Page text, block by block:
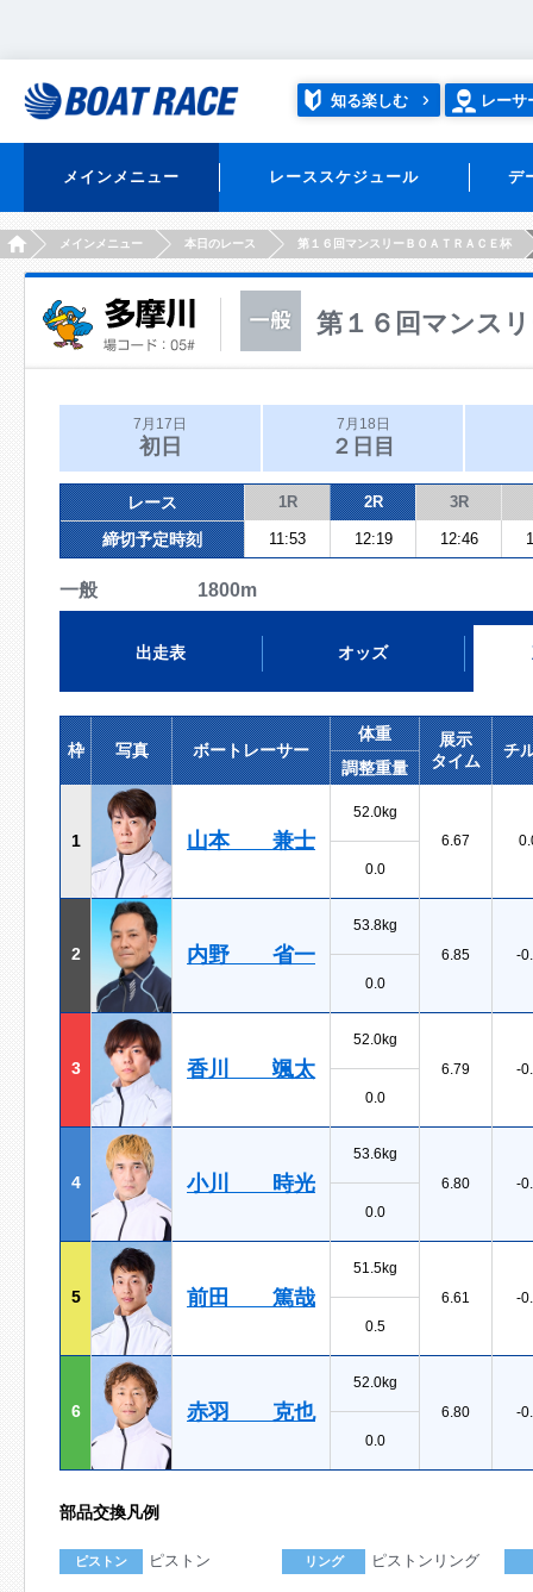
知る楽しむ レーサ
メインメニュー レーススケジュール デ
HOMEメインメニュー 本日のレース 第１６回マンスリーＢＯＡＴＲＡＣＥ杯
第１６回マンス
7月17日
初日
7月18日
２日目
レース 1R 2R 3R
締切予定時刻 11:53 12:19 12:46
一般 1800m
出走表 オッズ
枠 写真 ボートレーサー
体重
展示
タイム
チ
調整重量
1 山本 兼士
52.0kg
6.67
0.0
2 内野 省一
53.8kg
6.85
-
0.0
3 香川 颯太
52.0kg
6.79
-
0.0
4 小川 時光
53.6kg
6.80
-
0.0
5 前田 篤哉
51.5kg
6.61
-
0.5
6 赤羽 克也
52.0kg
6.80
-
0.0
部品交換凡例
ピストン ピストン リング ピストンリング